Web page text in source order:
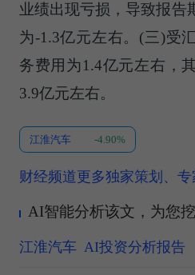
业绩出现亏损，导致报告
为-1.3亿元左右。(三)受
务费用为1.4亿元左右，
3.9亿元左右。
江淮汽车 -4.90%
财经频道更多独家策划、
AI智能分析该文，为您
江淮汽车 AI投资分析报告